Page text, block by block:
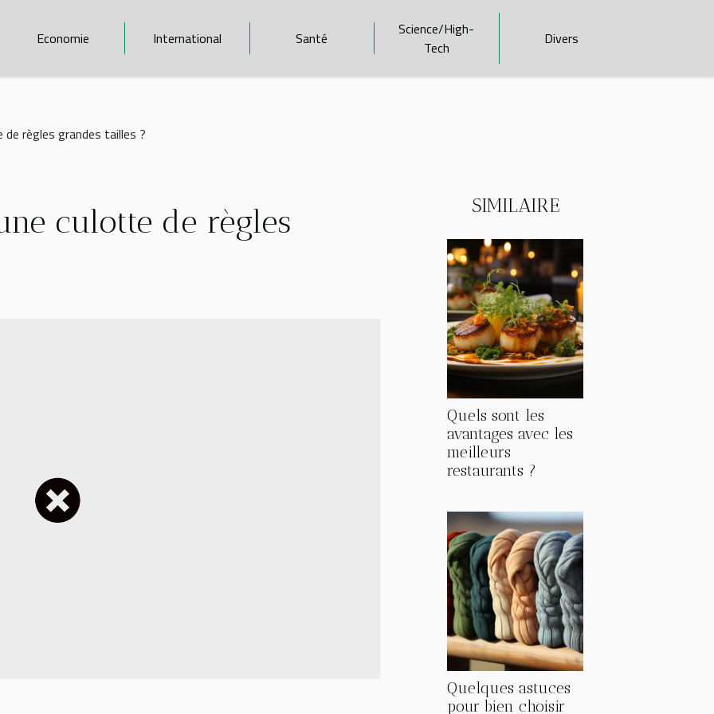
Economie International Santé
Science/High-
Tech
Divers
règles grandes tailles ?
culotte de règles
SIMILAIRE
Quels sont les
avantages avec les
meilleurs
restaurants ?
Quelques astuces
pour bien choisir